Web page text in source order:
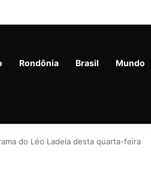
de prisão por tortura de enteados
Rondônia Brasil Mundo
do Léo Ladeia desta quarta-feira